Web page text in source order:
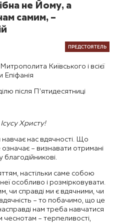
не Йому, а
самим, –
ПРЕДСТОЯТЕЛЬ
Київського і всієї
Епіфанія
після П’ятидесятниці
Христу!
навчає нас вдячності. Що
– визнавати отримані
настільки саме собою
особливо і розмірковувати.
чи справді ми є вдячними, чи
– то побачимо, що це
нам треба навчатися
чеснотам – терпеливості,